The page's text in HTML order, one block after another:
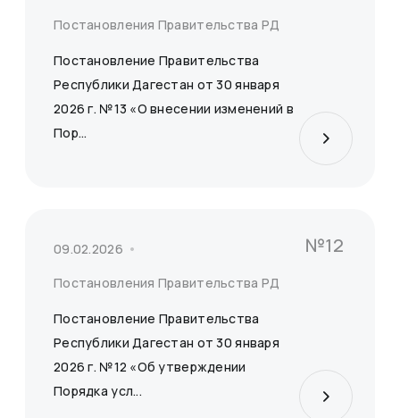
Постановления Правительства РД
Постановление Правительства
Республики Дагестан от 30 января
2026 г. №13 «О внесении изменений в
Пор...
09.02.2026
Постановления Правительства РД
№12
Постановление Правительства
Республики Дагестан от 30 января
2026 г. №12 «Об утверждении
Порядка усл...